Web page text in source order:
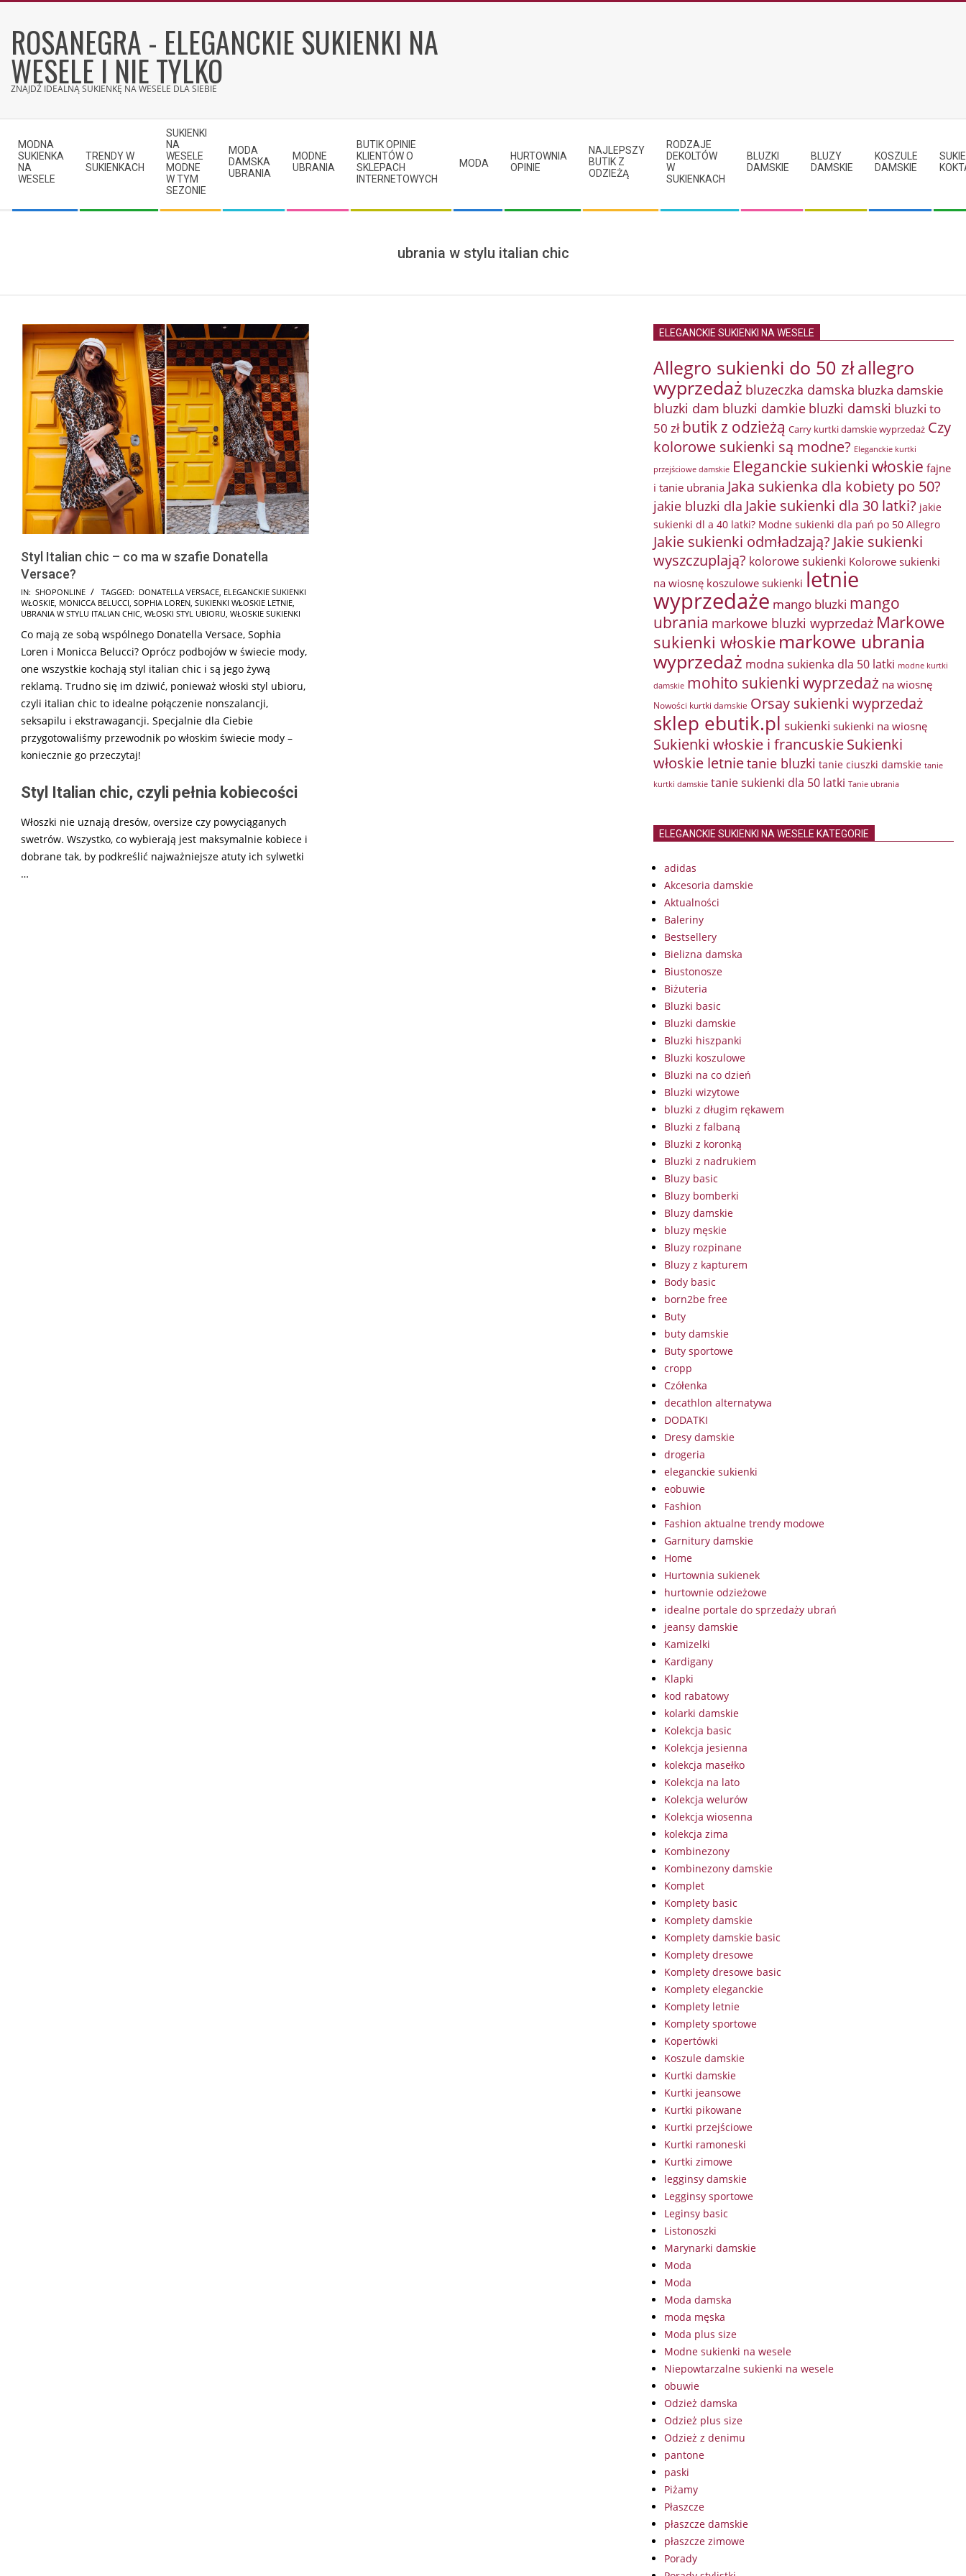
contentROSANEGRA - ELEGANCKIE SUKIENKI NA
WESELE I NIE TYLKO
ZNAJDŹ IDEALNĄ SUKIENKĘ NA WESELE DLA SIEBIE
Navigation
Menu
MODNA
SUKIENKA
NA
WESELE
TRENDY W
SUKIENKACH
SUKIENKI
NA
WESELE
MODNE
W TYM
SEZONIE
MODA
DAMSKA
UBRANIA
MODNE
UBRANIA
BUTIK OPINIE
KLIENTÓW O
SKLEPACH
INTERNETOWYCH
MODA
HURTOWNIA
OPINIE
NAJLEPSZY
BUTIK Z
ODZIEŻĄ
RODZAJE
DEKOLTÓW
W
SUKIENKACH
BLUZKI
DAMSKIE
BLUZY
DAMSKIE
KOSZULE
DAMSKIE
ubrania w stylu italian chic
Styl Italian chic – co ma w szafie Donatella
Versace?
2025-
02-
IN: SHOPONLINE TAGGED: DONATELLA VERSACE, ELEGANCKIE SUKIENKI
WŁOSKIE, MONICCA BELUCCI, SOPHIA LOREN, SUKIENKI WŁOSKIE LETNIE,
UBRANIA W STYLU ITALIAN CHIC, WŁOSKI STYL UBIORU, WŁOSKIE SUKIENKI
Co mają ze sobą wspólnego Donatella Versace, Sophia
Loren i Monicca Belucci? Oprócz podbojów w świecie mody,
one wszystkie kochają styl italian chic i są jego żywą
reklamą. Trudno się im dziwić, ponieważ włoski styl ubioru,
czyli italian chic to idealne połączenie nonszalancji,
seksapilu i ekstrawagancji. Specjalnie dla Ciebie
przygotowaliśmy przewodnik po włoskim świecie mody –
koniecznie go przeczytaj!
Styl Italian chic, czyli pełnia kobiecości
Włoszki nie uznają dresów, oversize czy powyciąganych
swetrów. Wszystko, co wybierają jest maksymalnie kobiece i
dobrane tak, by podkreślić najważniejsze atuty ich sylwetki
…
ELEGANCKIE SUKIENKI NA WESELE
Allegro sukienki do 50 złallegro
wyprzedaż bluzeczka damska bluzka damskie
bluzki dam bluzki damkie bluzki damski bluzki to
50 zł butik z odzieżą Carry kurtki damskie wyprzedaż Czy
kolorowe sukienki są modne? Eleganckie kurtki
przejściowe damskie Eleganckie sukienki włoskie fajne
i tanie ubrania Jaka sukienka dla kobiety po 50?
jakie bluzki dla Jakie sukienki dla 30 latki? jakie
sukienki dl a 40 latki? Modne sukienki dla pań po 50 Allegro
Jakie sukienki odmładzają? Jakie sukienki
wyszczuplają? kolorowe sukienki Kolorowe sukienki
na wiosnę koszulowe sukienki letnie
wyprzedaże mango bluzki mango
ubrania markowe bluzki wyprzedaż Markowe
sukienki włoskie markowe ubrania
wyprzedaż modna sukienka dla 50 latki modne kurtki
damskie mohito sukienki wyprzedaż na wiosnę
Nowości kurtki damskie Orsay sukienki wyprzedaż
sklep ebutik.pl sukienki sukienki na wiosnę
Sukienki włoskie i francuskieSukienki
włoskie letnietanie bluzki tanie ciuszki damskie tanie
kurtki damskie tanie sukienki dla 50 latki Tanie ubrania
ELEGANCKIE SUKIENKI NA WESELE KATEGORIE
adidas
Akcesoria damskie
Aktualności
Baleriny
Bestsellery
Bielizna damska
Biustonosze
Biżuteria
Bluzki basic
Bluzki damskie
Bluzki hiszpanki
Bluzki koszulowe
Bluzki na co dzień
Bluzki wizytowe
bluzki z długim rękawem
Bluzki z falbaną
Bluzki z koronką
Bluzki z nadrukiem
Bluzy basic
Bluzy bomberki
Bluzy damskie
bluzy męskie
Bluzy rozpinane
Bluzy z kapturem
Body basic
born2be free
Buty
buty damskie
Buty sportowe
cropp
Czółenka
decathlon alternatywa
DODATKI
Dresy damskie
drogeria
eleganckie sukienki
eobuwie
Fashion
Fashion aktualne trendy modowe
Garnitury damskie
Home
Hurtownia sukienek
hurtownie odzieżowe
idealne portale do sprzedaży ubrań
jeansy damskie
Kamizelki
Kardigany
Klapki
kod rabatowy
kolarki damskie
Kolekcja basic
Kolekcja jesienna
kolekcja masełko
Kolekcja na lato
Kolekcja welurów
Kolekcja wiosenna
kolekcja zima
Kombinezony
Kombinezony damskie
Komplet
Komplety basic
Komplety damskie
Komplety damskie basic
Komplety dresowe
Komplety dresowe basic
Komplety eleganckie
Komplety letnie
Komplety sportowe
Kopertówki
Koszule damskie
Kurtki damskie
Kurtki jeansowe
Kurtki pikowane
Kurtki przejściowe
Kurtki ramoneski
Kurtki zimowe
legginsy damskie
Legginsy sportowe
Leginsy basic
Listonoszki
Marynarki damskie
Moda
Moda
Moda damska
moda męska
Moda plus size
Modne sukienki na wesele
Niepowtarzalne sukienki na wesele
obuwie
Odzież damska
Odzież plus size
Odzież z denimu
pantone
paski
Piżamy
Płaszcze
płaszcze damskie
płaszcze zimowe
Porady